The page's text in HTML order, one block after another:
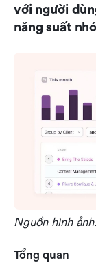
với người
năng suất
Nguồn hình
Tổng quan